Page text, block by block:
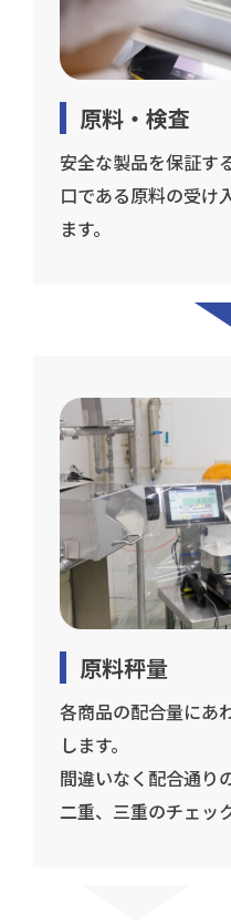
原料・検査
安全な製品を保証す
口である原料の受け
ます。
原料秤量
各商品の配合量にあ
します。
間違いなく配合通り
二重、三重のチェッ